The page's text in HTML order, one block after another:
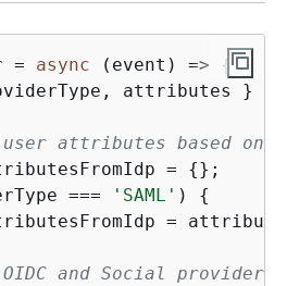
= async (event) =>
{
attributes } =
attributes based on
= {};
=== 'SAML' ) {
=
and Social